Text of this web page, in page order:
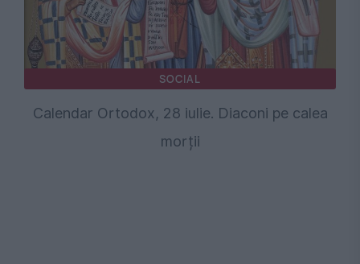
SOCIAL
Calendar Ortodox, 28 iulie. Diaconi pe calea
morții